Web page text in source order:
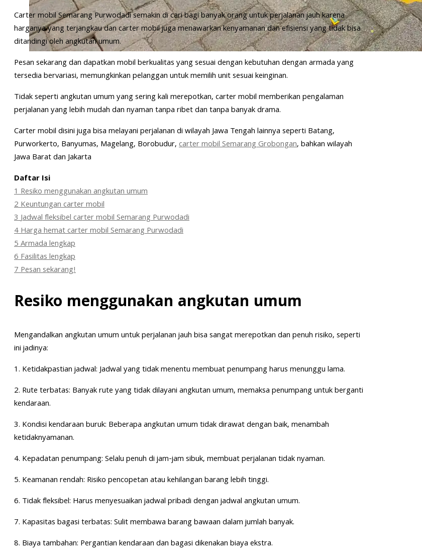
Carter mobil Semarang Purwodadi semakin di cari bagi banyak orang untuk perjalanan jauh karena
harganya yang terjangkau dan carter mobil juga menawarkan kenyamanan dan efisiensi yang tidak bisa
ditandingi oleh angkutan umum.
Pesan sekarang dan dapatkan mobil berkualitas yang sesuai dengan kebutuhan dengan armada yang
tersedia bervariasi, memungkinkan pelanggan untuk memilih unit sesuai keinginan.
Tidak seperti angkutan umum yang sering kali merepotkan, carter mobil memberikan pengalaman
perjalanan yang lebih mudah dan nyaman tanpa ribet dan tanpa banyak drama.
Carter mobil disini juga bisa melayani perjalanan di wilayah Jawa Tengah lainnya seperti Batang,
Purworkerto, Banyumas, Magelang, Borobudur,carter mobil Semarang Grobongan, bahkan wilayah
Jawa Barat dan Jakarta
Daftar Isi
1Resiko menggunakan angkutan umum
2Keuntungan carter mobil
3Jadwal fleksibel carter mobil Semarang Purwodadi
4Harga hemat carter mobil Semarang Purwodadi
5Armada lengkap
6Fasilitas lengkap
7Pesan sekarang!
Resiko menggunakan angkutan umum
Mengandalkan angkutan umum untuk perjalanan jauh bisa sangat merepotkan dan penuh risiko, seperti
ini jadinya:
1. Ketidakpastian jadwal: Jadwal yang tidak menentu membuat penumpang harus menunggu lama.
2. Rute terbatas: Banyak rute yang tidak dilayani angkutan umum, memaksa penumpang untuk berganti
kendaraan.
3. Kondisi kendaraan buruk: Beberapa angkutan umum tidak dirawat dengan baik, menambah
ketidaknyamanan.
4. Kepadatan penumpang: Selalu penuh di jam-jam sibuk, membuat perjalanan tidak nyaman.
5. Keamanan rendah: Risiko pencopetan atau kehilangan barang lebih tinggi.
6. Tidak fleksibel: Harus menyesuaikan jadwal pribadi dengan jadwal angkutan umum.
7. Kapasitas bagasi terbatas: Sulit membawa barang bawaan dalam jumlah banyak.
8. Biaya tambahan: Pergantian kendaraan dan bagasi dikenakan biaya ekstra.